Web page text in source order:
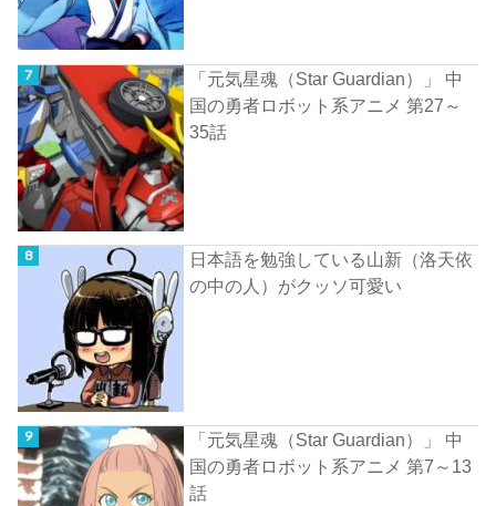
「元気星魂（Star Guardian）」 中
国の勇者ロボット系アニメ 第27～
35話
日本語を勉強している山新（洛天依
の中の人）がクッソ可愛い
「元気星魂（Star Guardian）」 中
国の勇者ロボット系アニメ 第7～13
話